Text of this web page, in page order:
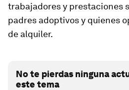
trabajadores y prestaciones
padres adoptivos y quienes
de alquiler.
No te pierdas ninguna
este tema